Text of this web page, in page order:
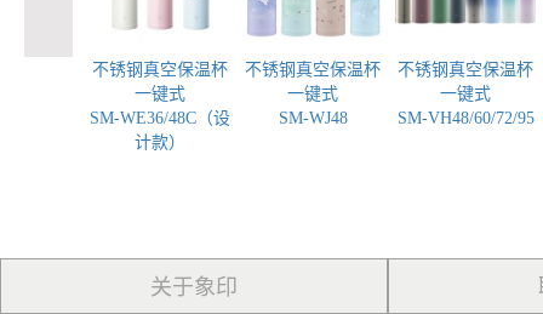
不锈钢真空保温杯
一键式
SM-WE36/48C（设
计款）
不锈钢真空保温杯
一键式
SM-WJ48
不锈钢真空保温杯
一键式
SM-VH48/60/72/95
关于象印